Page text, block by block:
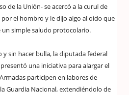
de la Unión- se acercó a la curul de
el hombro y le dijo algo al oído que
simple saludo protocolario.
y sin hacer bulla, la diputada federal
una iniciativa para alargar el
participen en labores de
Guardia Nacional, extendiéndolo de